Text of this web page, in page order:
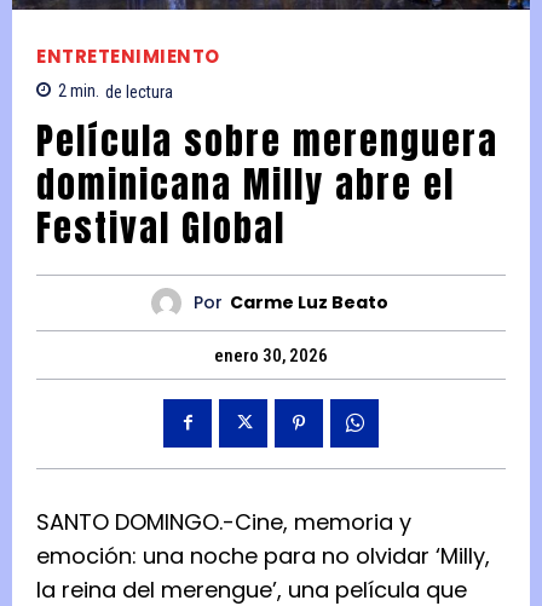
ENTRETENIMIENTO
2min. de lectura
Película sobre merenguera
dominicana Milly abre el
Festival Global
Por Carme Luz Beato
enero 30, 2026
SANTO DOMINGO.-Cine, memoria y
emoción: una noche para no olvidar ‘Milly,
la reina del merengue’, una película que